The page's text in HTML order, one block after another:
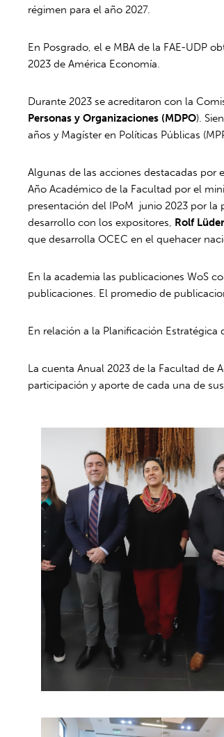
régimen para el año 2027.
En Posgrado, el e MBA de la FAE-UDP
2023 de América Economía.
Durante 2023 se acreditaron con la
Personas y Organizaciones (MDPO).
años y Magíster en Políticas Públicas
Algunas de las acciones destacadas
Año Académico de la Facultad por el
presentación del IPoM junio 2023 por la
desarrollo con los expositores, Rolf
que desarrolla OCEC en el quehacer
En la academia las publicaciones WoS
publicaciones. El promedio de
En relación a la Planificación
La cuenta Anual 2023 de la Facultad de
participación y aporte de cada una de